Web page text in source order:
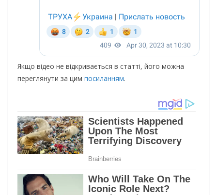
Якщо відео не відкривається в статті, його можна
переглянути за цим посиланням.